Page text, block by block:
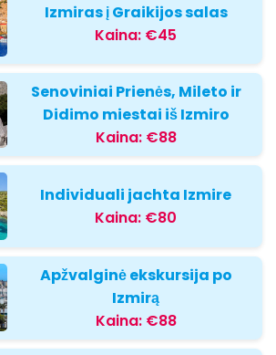
Izmiras į Graikijos salas
Kaina: €45
Senoviniai Prienės, Mileto ir
Didimo miestai iš Izmiro
Kaina: €88
Individuali jachta Izmire
Kaina: €80
Apžvalginė ekskursija po
Izmirą
Kaina: €88